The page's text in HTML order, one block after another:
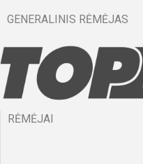
GENERALINIS RĖMĖJAS
RĖMĖJAI